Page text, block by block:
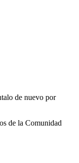
de nuevo por
de la Comunidad